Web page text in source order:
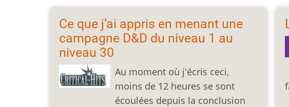
Ce que j’ai appris en menant une
campagne D&D du niveau 1 au
niveau 30
Au moment où j'écris ceci,
moins de 12 heures se sont
écoulées depuis la conclusion